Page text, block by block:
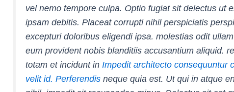
vel nemo tempore culpa. Optio fugiat sit delectus ut
ipsam debitis. Placeat corrupti nihil perspiciatis
excepturi doloribus eligendi ipsa. molestias odit
eum provident nobis blanditiis accusantium aliquid.
totam et incidunt inImpedit architecto consequuntur
velit id. Perferendis neque quia est. Ut qui in atque